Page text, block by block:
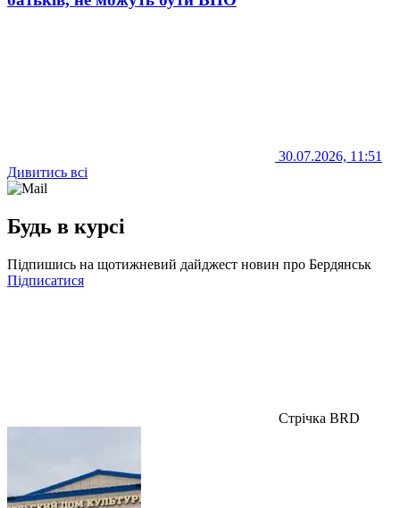
30.07.2026, 11:51
Дивитись всі
Будь в курсі
Підпишись на щотижневий дайджест новин про Бердянськ
Підписатися
Стрічка BRD